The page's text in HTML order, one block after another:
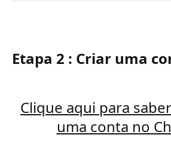
Etapa 2 : Criar uma
Clique aqui para
uma conta no